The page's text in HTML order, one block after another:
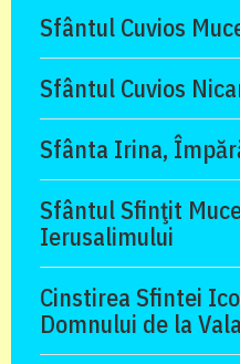
Sfântul Cuvios
Sfântul Cuvios
Sfânta Irina,
Sfântul Sfinţit
Ierusalimului
Cinstirea Sfintei
Domnului de la